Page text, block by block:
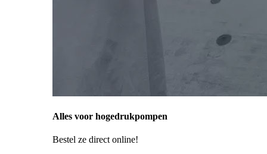
Alles voor hogedrukpompen
Bestel ze direct online!